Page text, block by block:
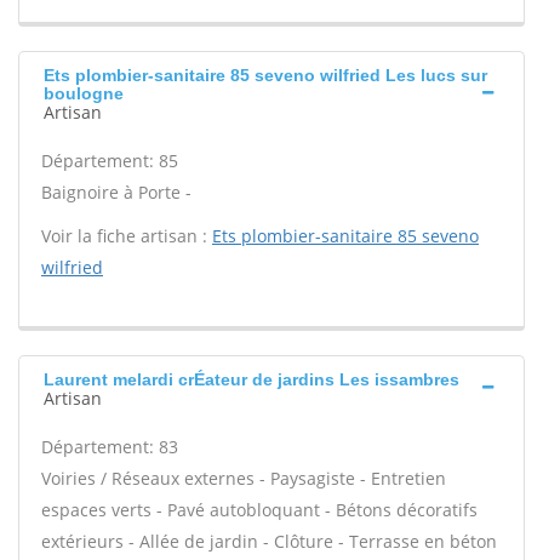
Ets plombier-sanitaire 85 seveno wilfried Les lucs sur
boulogne
Artisan
Département: 85
Baignoire à Porte -
Voir la fiche artisan : Ets plombier-sanitaire 85 seveno
wilfried
Laurent melardi crÉateur de jardins Les issambres
Artisan
Département: 83
Voiries / Réseaux externes - Paysagiste - Entretien
espaces verts - Pavé autobloquant - Bétons décoratifs
extérieurs - Allée de jardin - Clôture - Terrasse en béton